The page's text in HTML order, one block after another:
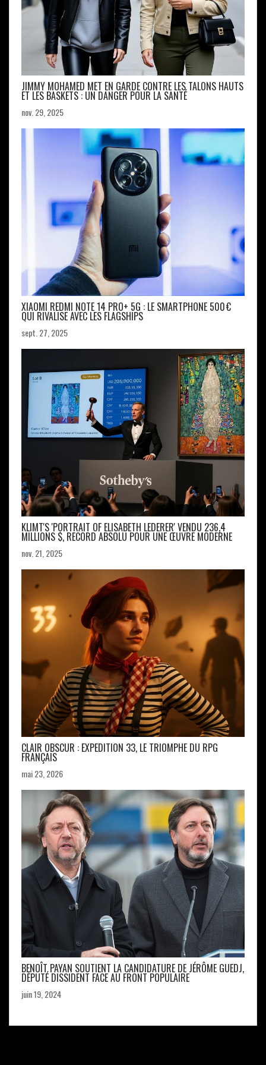
JIMMY MOHAMED MET EN GARDE CONTRE LES TALONS HAUTS
ET LES BASKETS : UN DANGER POUR LA SANTÉ
nov. 29, 2025
XIAOMI REDMI NOTE 14 PRO+ 5G : LE SMARTPHONE 500 €
QUI RIVALISE AVEC LES FLAGSHIPS
sept. 27, 2025
KLIMT'S 'PORTRAIT OF ELISABETH LEDERER' VENDU 236,4
MILLIONS $, RECORD ABSOLU POUR UNE ŒUVRE MODERNE
nov. 21, 2025
CLAIR OBSCUR : EXPEDITION 33, LE TRIOMPHE DU RPG
FRANÇAIS
mai 23, 2026
BENOÎT PAYAN SOUTIENT LA CANDIDATURE DE JÉRÔME GUEDJ,
DÉPUTÉ DISSIDENT FACE AU FRONT POPULAIRE
juin 19, 2024